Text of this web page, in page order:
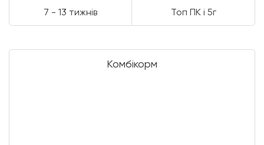
7 - 13 тижнів Топ ПК і 5г
Комбікорм